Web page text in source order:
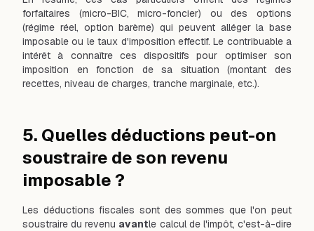
forfaitaires (micro-BIC, micro-foncier) ou des options
(régime réel, option barème) qui peuvent alléger la base
imposable ou le taux d'imposition effectif. Le contribuable a
intérêt à connaître ces dispositifs pour optimiser son
imposition en fonction de sa situation (montant des
recettes, niveau de charges, tranche marginale, etc.).
5. Quelles déductions peut-on
soustraire de son revenu
imposable ?
Les déductions fiscales sont des sommes que l'on peut
soustraire du revenu avantle calcul de l'impôt, c'est-à-dire